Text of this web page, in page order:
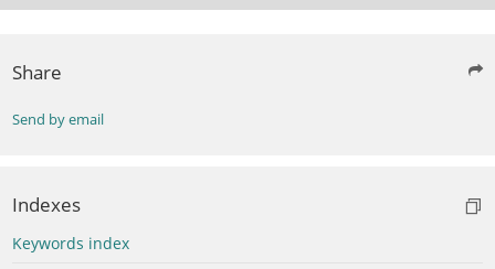
Share
Send by email
Indexes
Keywords index